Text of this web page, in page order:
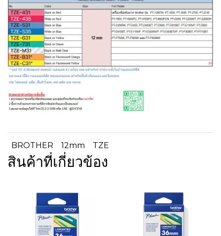
BROTHER 12mm TZE
สินค้าที่เกี่ยวข้อง